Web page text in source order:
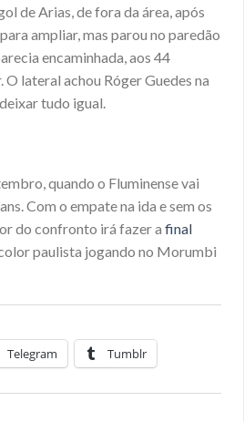
de Arias, de fora da área, após
ampliar, mas parou no paredão
encaminhada, aos 44
lateral achou Róger Guedes na
tudo igual.
quando o Fluminense vai
Com o empate na ida e sem os
do confronto irá fazer a final
paulista jogando no Morumbi
Telegram Tumblr